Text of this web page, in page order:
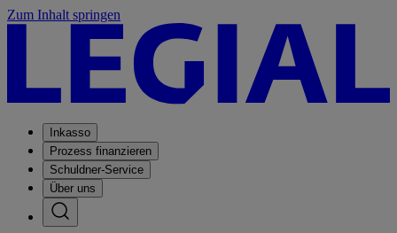
Zum Inhalt springen
Inkasso
Prozess finanzieren
Schuldner-Service
Über uns